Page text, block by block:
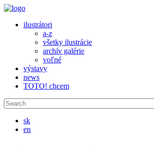
Skip to main content
ilustrátori
a-z
všetky ilustrácie
archív galérie
voľné
výstavy
news
TOTO! chcem
sk
en